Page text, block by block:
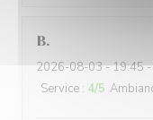
B
2026-08-03- 19:45 -
Service : 4/5